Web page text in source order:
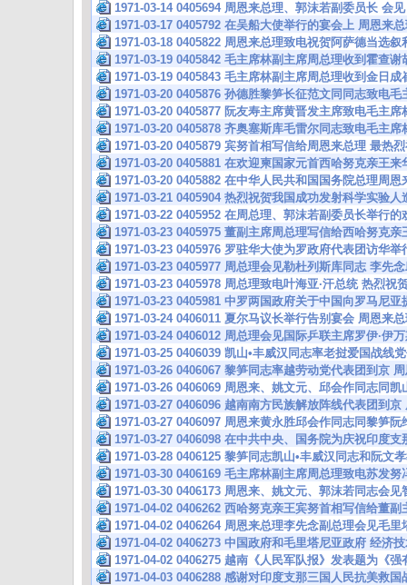
1971-03-14 0405694 周恩来总理、郭沫若副委员长 会
1971-03-17 0405792 在吴船大使举行的宴会上 周恩来
1971-03-18 0405822 周恩来总理致电祝贺阿萨德当选叙
1971-03-19 0405842 毛主席林副主席周总理收到霍查
1971-03-19 0405843 毛主席林副主席周总理收到金日
1971-03-20 0405876 孙德胜黎笋长征范文同同志致电
1971-03-20 0405877 阮友寿主席黄晋发主席致电毛主
1971-03-20 0405878 齐奥塞斯库毛雷尔同志致电毛主
1971-03-20 0405879 宾努首相写信给周恩来总理 最热
1971-03-20 0405881 在欢迎柬国家元首西哈努克亲王
1971-03-20 0405882 在中华人民共和国国务院总理周
1971-03-21 0405904 热烈祝贺我国成功发射科学实验
1971-03-22 0405952 在周总理、郭沫若副委员长举行
1971-03-23 0405975 董副主席周总理写信给西哈努克
1971-03-23 0405976 罗驻华大使为罗政府代表团访华
1971-03-23 0405977 周总理会见勒杜列斯库同志 李先
1971-03-23 0405978 周总理致电叶海亚·汗总统 热烈祝
1971-03-23 0405981 中罗两国政府关于中国向罗马尼
1971-03-24 0406011 夏尔马议长举行告别宴会 周恩来
1971-03-24 0406012 周总理会见国际乒联主席罗伊·伊
1971-03-25 0406039 凯山•丰威汉同志率老挝爱国战线
1971-03-26 0406067 黎笋同志率越劳动党代表团到京
1971-03-26 0406069 周恩来、姚文元、邱会作同志同
1971-03-27 0406096 越南南方民族解放阵线代表团到
1971-03-27 0406097 周恩来黄永胜邱会作同志同黎笋
1971-03-27 0406098 在中共中央、国务院为庆祝印度
1971-03-28 0406125 黎笋同志凯山•丰威汉同志和阮文
1971-03-30 0406169 毛主席林副主席周总理致电苏发
1971-03-30 0406173 周恩来、姚文元、郭沫若同志会
1971-04-02 0406262 西哈努克亲王宾努首相写信给董
1971-04-02 0406264 周恩来总理李先念副总理会见毛里
1971-04-02 0406273 中国政府和毛里塔尼亚政府 经济
1971-04-02 0406275 越南《人民军队报》发表题为《
1971-04-03 0406288 感谢对印度支那三国人民抗美救